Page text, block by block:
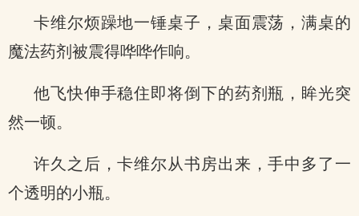
卡维尔烦躁地一锤桌子，桌面震荡，满桌的
魔法药剂被震得哗哗作响。
他飞快伸手稳住即将倒下的药剂瓶，眸光突
然一顿。
许久之后，卡维尔从书房出来，手中多了一
个透明的小瓶。